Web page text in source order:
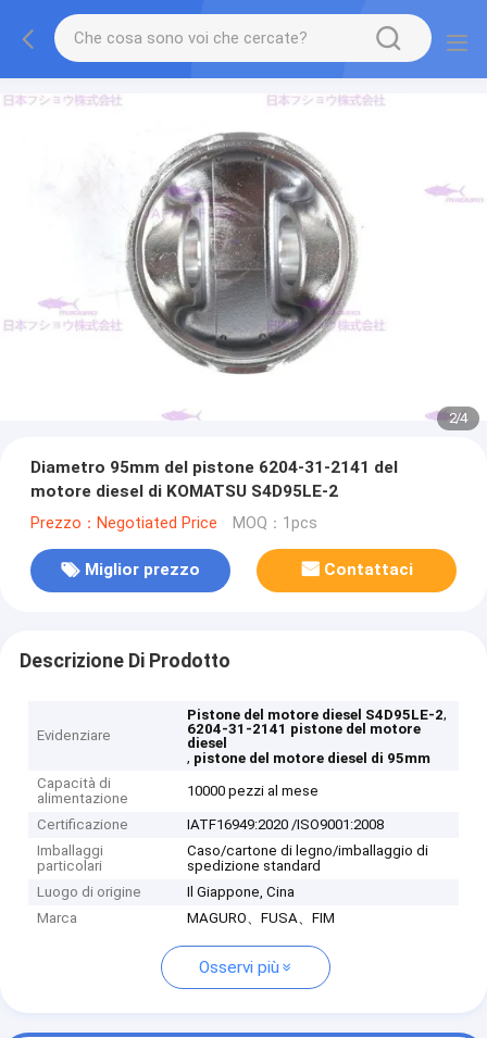
2/4
Diametro 95mm del pistone 6204-31-2141 del
motore diesel di KOMATSU S4D95LE-2
Prezzo：Negotiated Price MOQ：1pcs
Miglior prezzo Contattaci
Descrizione Di Prodotto
Evidenziare
Pistone del motore diesel S4D95LE-2,
6204-31-2141 pistone del motore
diesel
, pistone del motore diesel di 95mm
Capacità di
alimentazione
10000 pezzi al mese
Certificazione
IATF16949:2020 /ISO9001:2008
Imballaggi
particolari
Caso/cartone di legno/imballaggio di
spedizione standard
Luogo di origine
Il Giappone, Cina
Marca
MAGURO、FUSA、FIM
Osservi più